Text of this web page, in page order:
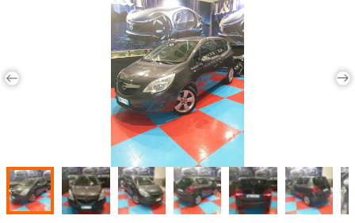
Auto Nuove
Noleggio a lungo termine
Auto d'epoca
Veicoli Commerciali
Concessionari